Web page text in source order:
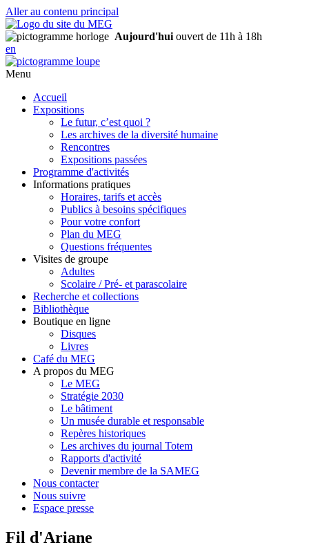
Aller au contenu principal
Aujourd'hui ouvert de 11h à 18h
en
Menu
Accueil
Expositions
Le futur, c’est quoi ?
Les archives de la diversité humaine
Rencontres
Expositions passées
Programme d'activités
Informations pratiques
Horaires, tarifs et accès
Publics à besoins spécifiques
Pour votre confort
Plan du MEG
Questions fréquentes
Visites de groupe
Adultes
Scolaire / Pré- et parascolaire
Recherche et collections
Bibliothèque
Boutique en ligne
Disques
Livres
Café du MEG
A propos du MEG
Le MEG
Stratégie 2030
Le bâtiment
Un musée durable et responsable
Repères historiques
Les archives du journal Totem
Rapports d'activité
Devenir membre de la SAMEG
Nous contacter
Nous suivre
Espace presse
Fil d'Ariane